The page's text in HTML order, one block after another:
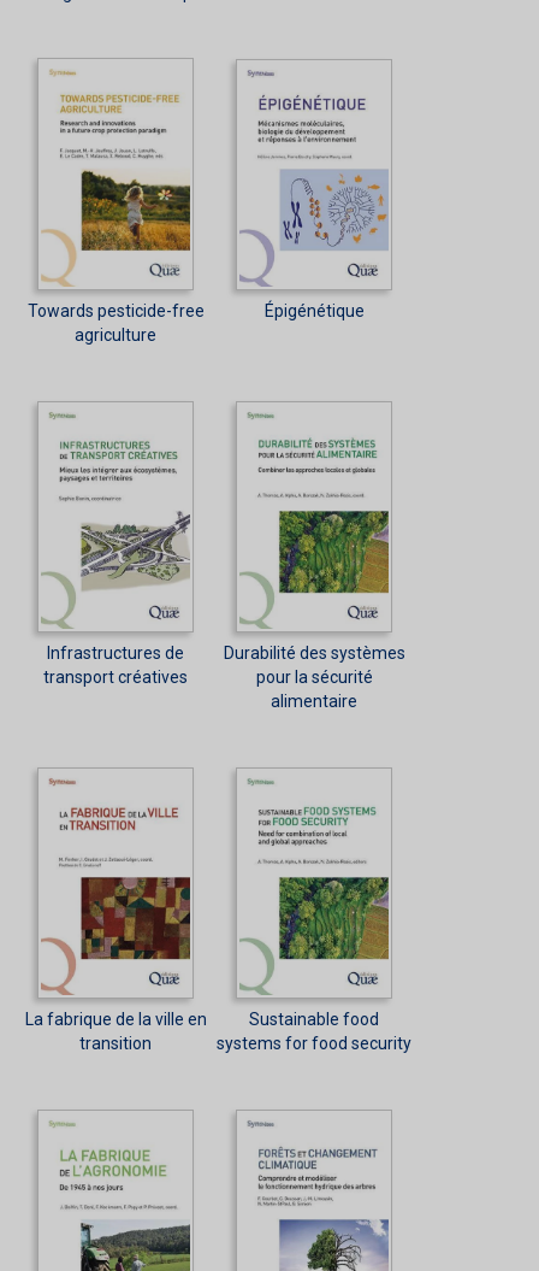
Towards pesticide-free
agriculture
Épigénétique
Infrastructures de
transport créatives
Durabilité des systèmes
pour la sécurité
alimentaire
La fabrique de la ville en
transition
Sustainable food
systems for food security